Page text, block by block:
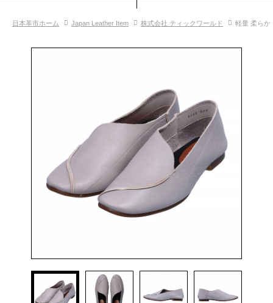
革市通信
日本の革の良さを知ろう
日本革市ホーム Japan Leather Item 株式会社 ティックワールド 軽量 柔らか